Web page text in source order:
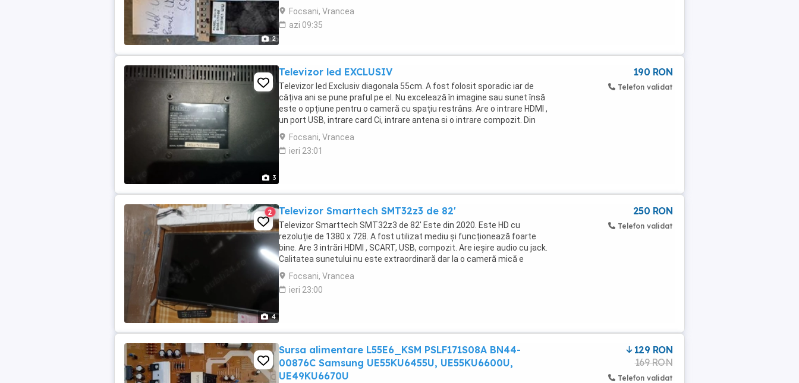
2
pozele ): -O pereche difuzoare model ...
Focsani, Vrancea
azi 09:35
3
Televizor led EXCLUSIV
Televizor led Exclusiv diagonala 55cm. A fost folosit sporadic iar de
câțiva ani se pune praful pe el. Nu excelează în imagine sau sunet însă
este o opțiune pentru o cameră cu spațiu restrâns. Are o intrare HDMI ,
un port USB, intrare card Ci, intrare antena si o intrare compozit. Din
descrierile pe ...
Focsani, Vrancea
ieri 23:01
190 RON
Telefon validat
4
2 Televizor Smarttech SMT32z3 de 82'
Televizor Smarttech SMT32z3 de 82' Este din 2020. Este HD cu
rezoluție de 1380 x 728. A fost utilizat mediu și funcționează foarte
bine. Are 3 intrări HDMI , SCART, USB, compozit. Are ieșire audio cu jack.
Calitatea sunetului nu este extraordinară dar la o cameră mică e
acceptebil.
Focsani, Vrancea
ieri 23:00
250 RON
Telefon validat
Sursa alimentare L55E6_KSM PSLF171S08A BN44-
00876C Samsung UE55KU6455U, UE55KU6600U,
UE49KU6670U
129 RON
169 RON
Telefon validat